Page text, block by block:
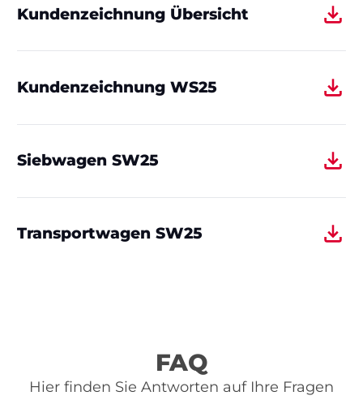
Kundenzeichnung Übersicht
Kundenzeichnung WS25
Siebwagen SW25
Transportwagen SW25
FAQ
Hier finden Sie Antworten auf Ihre Fragen